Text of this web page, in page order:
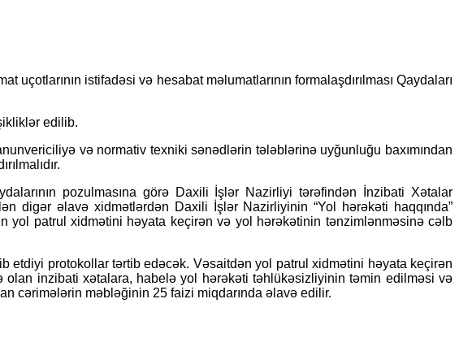
istifadəsi və hesabat məlumatlarının formalaşdırılması Qaydaları
edilib.
və normativ texniki sənədlərin tələblərinə uyğunluğu baxımından
pozulmasına görə Daxili İşlər Nazirliyi tərəfindən İnzibati Xətalar
digər əlavə xidmətlərdən Daxili İşlər Nazirliyinin “Yol hərəkəti haqqında”
yol patrul xidmətini həyata keçirən və yol hərəkətinin tənzimlənməsinə cəlb
etdiyi protokollar tərtib edəcək. Vəsaitdən yol patrul xidmətini həyata keçirən
olan inzibati xətalara, habelə yol hərəkəti təhlükəsizliyinin təmin edilməsi və
cərimələrin məbləğinin 25 faizi miqdarında əlavə edilir.